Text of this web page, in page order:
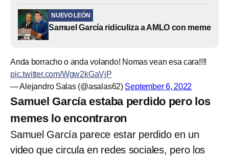
NUEVO LEÓN
Samuel García ridiculiza a AMLO con meme
Anda borracho o anda volando! Nomas vean esa cara!!!!
pic.twitter.com/Wgw2kGaVjP
— Alejandro Salas (@asalas62) September 6, 2022
Samuel García estaba perdido pero los
memes lo encontraron
Samuel García parece estar perdido en un
video que circula en redes sociales, pero los